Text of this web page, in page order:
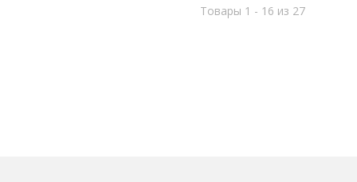
Товары 1 - 16 из 27